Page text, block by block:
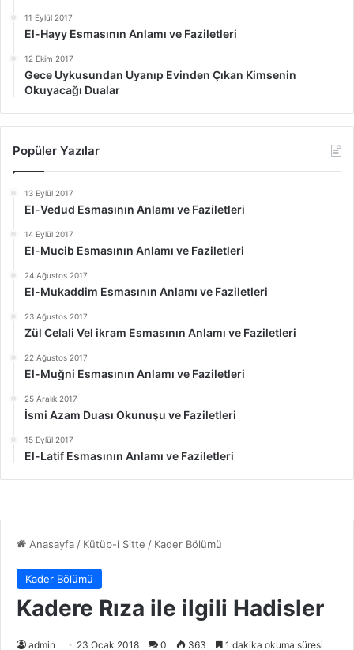
11 Eylül 2017
El-Hayy Esmasının Anlamı ve Faziletleri
12 Ekim 2017
Gece Uykusundan Uyanıp Evinden Çıkan Kimsenin
Okuyacağı Dualar
Popüler Yazılar
13 Eylül 2017
El-Vedud Esmasının Anlamı ve Faziletleri
14 Eylül 2017
El-Mucib Esmasının Anlamı ve Faziletleri
24 Ağustos 2017
El-Mukaddim Esmasının Anlamı ve Faziletleri
23 Ağustos 2017
Zül Celali Vel ikram Esmasının Anlamı ve Faziletleri
22 Ağustos 2017
El-Muğni Esmasının Anlamı ve Faziletleri
25 Aralık 2017
İsmi Azam Duası Okunuşu ve Faziletleri
15 Eylül 2017
El-Latif Esmasının Anlamı ve Faziletleri